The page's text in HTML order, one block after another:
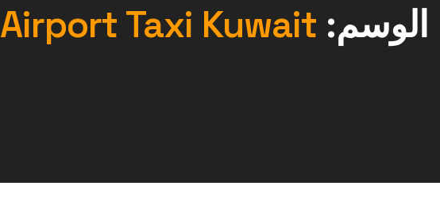
الوسم: Airport Taxi Kuwait